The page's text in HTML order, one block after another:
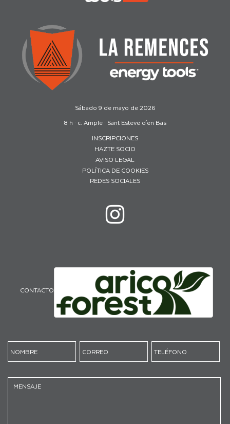
Sábado 9 de mayo de 2026
8 h · c. Ample · Sant Esteve d'en Bas
INSCRIPCIONES
HAZTE SOCIO
AVISO LEGAL
POLÍTICA DE COOKIES
REDES SOCIALES
CONTACTO